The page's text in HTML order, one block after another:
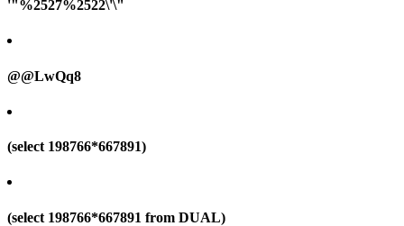
'"%2527%2522\'\"
@@LwQq8
(select 198766*667891)
(select 198766*667891 from DUAL)